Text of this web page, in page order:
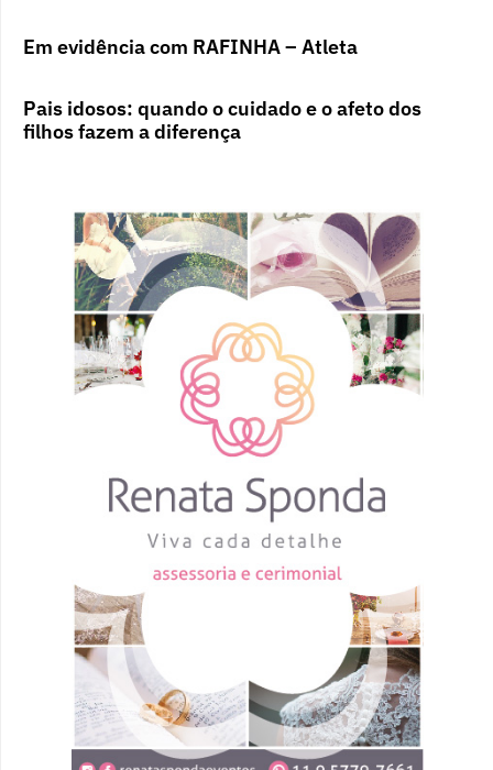
Em evidência com RAFINHA – Atleta
Pais idosos: quando o cuidado e o afeto dos
filhos fazem a diferença